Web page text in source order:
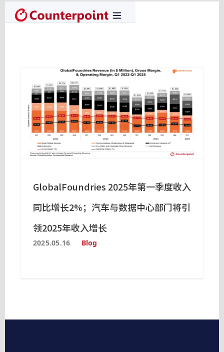
GlobalFoundries 2025年第一季度收入
同比增长2%；汽车与数据中心部门将引
领2025年收入增长
2025.05.16 Blog